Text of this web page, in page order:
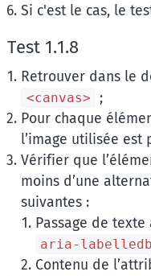
Si c'est le cas, le
Test 1.1.8
Retrouver dans le
<canvas>
;
Pour chaque
l’image utilisée
Vérifier que
moins d’une
suivantes :
Passage de texte
aria-
Contenu de